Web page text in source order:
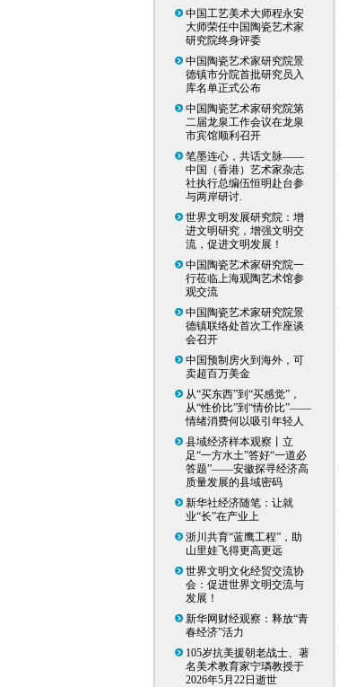
中国工艺美术大师程永安
大师荣任中国陶瓷艺术家
研究院终身评委
中国陶瓷艺术家研究院景
德镇市分院首批研究员入
库名单正式公布
中国陶瓷艺术家研究院第
二届龙泉工作会议在龙泉
市宾馆顺利召开
笔墨连心，共话文脉——
中国（香港）艺术家杂志
社执行总编伍恒明赴台参
与两岸研讨.
世界文明发展研究院：增
进文明研究，增强文明交
流，促进文明发展！
中国陶瓷艺术家研究院一
行莅临上海观陶艺术馆参
观交流
中国陶瓷艺术家研究院景
德镇联络处首次工作座谈
会召开
中国预制房火到海外，可
卖超百万美金
从“买东西”到“买感觉”，
从“性价比”到“情价比”——
情绪消费何以吸引年轻人
县域经济样本观察丨立
足“一方水土”答好“一道必
答题”——安徽探寻经济高
质量发展的县域密码
新华社经济随笔：让就
业“长”在产业上
浙川共育“蓝鹰工程”，助
山里娃飞得更高更远
世界文明文化经贸交流协
会：促进世界文明交流与
发展！
新华网财经观察：释放“青
春经济”活力
105岁抗美援朝老战士、著
名美术教育家宁璘教授于
2026年5月22日逝世